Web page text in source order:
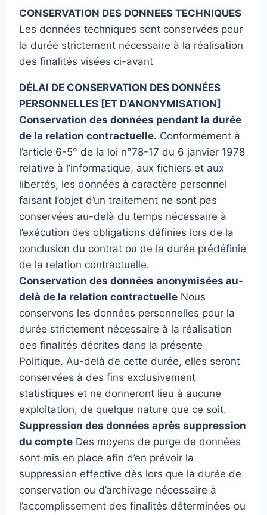
CONSERVATION DES DONNEES TECHNIQUES
Les données techniques sont conservées pour
la durée strictement nécessaire à la réalisation
des finalités visées ci-avant
DÉLAI DE CONSERVATION DES DONNÉES
PERSONNELLES [ET D’ANONYMISATION]
Conservation des données pendant la durée
de la relation contractuelle. Conformément à
l’article 6-5° de la loi n°78-17 du 6 janvier 1978
relative à l’informatique, aux fichiers et aux
libertés, les données à caractère personnel
faisant l’objet d’un traitement ne sont pas
conservées au-delà du temps nécessaire à
l’exécution des obligations définies lors de la
conclusion du contrat ou de la durée prédéfinie
de la relation contractuelle.
Conservation des données anonymisées au-
delà de la relation contractuelle Nous
conservons les données personnelles pour la
durée strictement nécessaire à la réalisation
des finalités décrites dans la présente
Politique. Au-delà de cette durée, elles seront
conservées à des fins exclusivement
statistiques et ne donneront lieu à aucune
exploitation, de quelque nature que ce soit.
Suppression des données après suppression
du compte Des moyens de purge de données
sont mis en place afin d’en prévoir la
suppression effective dès lors que la durée de
conservation ou d’archivage nécessaire à
l’accomplissement des finalités déterminées ou